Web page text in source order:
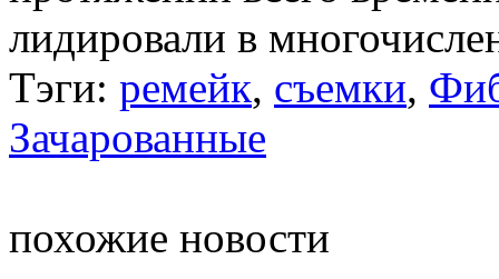
лидировали в
Тэги: ремейк, съемки,
Зачарованные
похожие новости